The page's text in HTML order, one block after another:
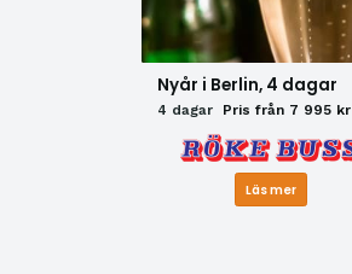
Nyår i Berlin, 4 dagar
4 dagar Pris från 7 995 kr
Läs mer